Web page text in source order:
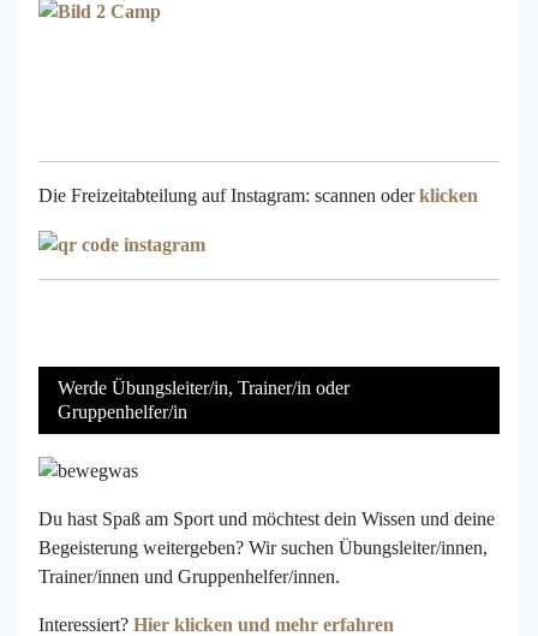
Die Freizeitabteilung auf Instagram: scannen oderklicken
Werde Übungsleiter/in, Trainer/in oder
Gruppenhelfer/in
Du hast Spaß am Sport und möchtest dein Wissen und deine
Begeisterung weitergeben? Wir suchen Übungsleiter/innen,
Trainer/innen und Gruppenhelfer/innen.
Interessiert? Hier klicken und mehr erfahren